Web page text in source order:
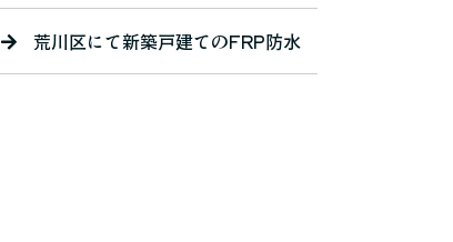
荒川区にて新築戸建てのFRP防水